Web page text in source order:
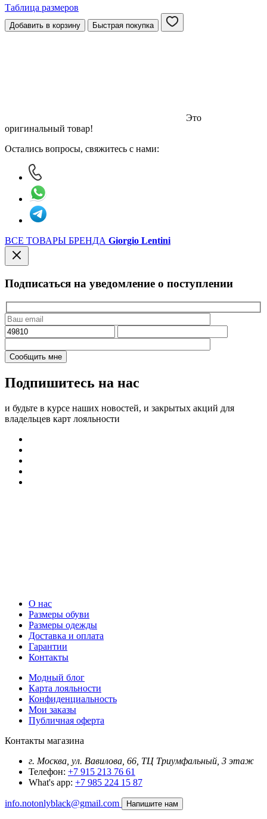
составляла
900 ₽.
26
900 ₽.
Таблица размеров
Добавить в корзину Быстрая покупка
Это
оригинальный товар!
Остались вопросы, свяжитесь с нами:
ВСЕ ТОВАРЫ БРЕНДА Giorgio Lentini
Подписаться на уведомление о поступлении
Подпишитесь на нас
и будьте в курсе наших новостей, и закрытых акций для
владельцев карт лояльности
О нас
Размеры обуви
Размеры одежды
Доставка и оплата
Гарантии
Контакты
Модный блог
Карта лояльности
Конфиденциальность
Мои заказы
Публичная оферта
Контакты магазина
г. Москва, ул. Вавилова, 66, ТЦ Триумфальный, 3 этаж
Телефон: +7 915 213 76 61
What's app: +7 985 224 15 87
info.notonlyblack@gmail.com Напишите нам